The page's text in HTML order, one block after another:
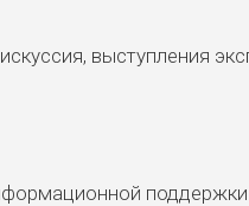
выступления